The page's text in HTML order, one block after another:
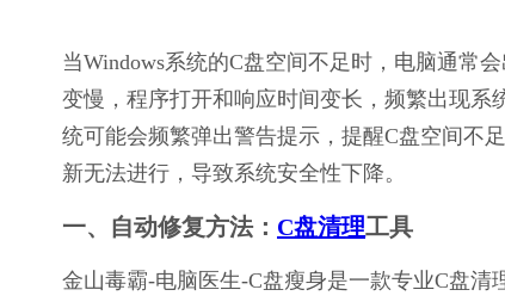
当Windows系统的C盘空间不足时，电脑通常
变慢，程序打开和响应时间变长，频繁出现系
统可能会频繁弹出警告提示，提醒C盘空间不
新无法进行，导致系统安全性下降。
一、自动修复方法： C盘清理工具
金山毒霸-电脑医生-C盘瘦身是一款专业C盘